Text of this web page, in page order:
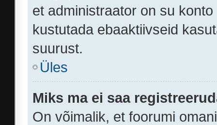
et administraator on su
kustutada ebaaktiivseid
suurust.
Üles
Miks ma ei saa
On võimalik, et foorumi